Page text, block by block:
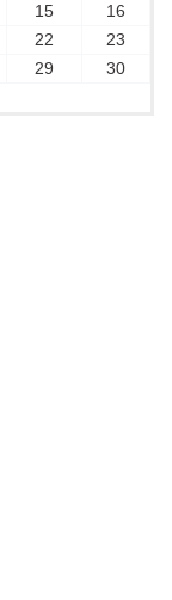
15
16
22
23
29
30